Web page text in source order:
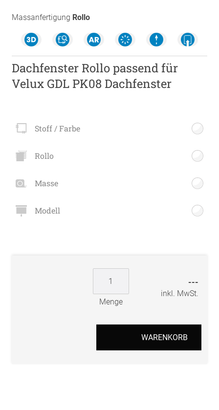
Massanfertigung Rollo
Dachfenster Rollo passend für
Velux GDL PK08 Dachfenster
Stoff / Farbe
Rollo
Masse
Modell
Menge
---
inkl. MwSt.
WARENKORB